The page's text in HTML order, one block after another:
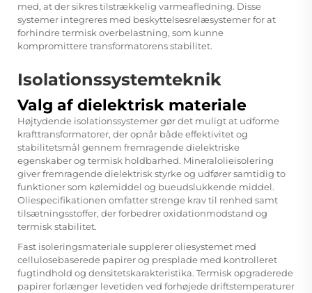
med, at der sikres tilstrækkelig varmeafledning. Disse
systemer integreres med beskyttelsesrelæsystemer for at
forhindre termisk overbelastning, som kunne
kompromittere transformatorens stabilitet.
Isolationssystemteknik
Valg af dielektrisk materiale
Højtydende isolationssystemer gør det muligt at udforme
krafttransformatorer, der opnår både effektivitet og
stabilitetsmål gennem fremragende dielektriske
egenskaber og termisk holdbarhed. Mineralolieisolering
giver fremragende dielektrisk styrke og udfører samtidig to
funktioner som kølemiddel og bueudslukkende middel.
Oliespecifikationen omfatter strenge krav til renhed samt
tilsætningsstoffer, der forbedrer oxidationmodstand og
termisk stabilitet.
Fast isoleringsmateriale supplerer oliesystemet med
cellulosebaserede papirer og presplade med kontrolleret
fugtindhold og densitetskarakteristika. Termisk opgraderede
papirer forlænger levetiden ved forhøjede driftstemperaturer